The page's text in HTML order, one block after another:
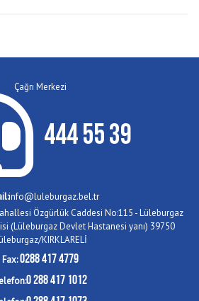
Çağrı Merkezi
444 55 39
info@luleburgaz.bel.tr
Özgürlük Caddesi No:115 - Lüleburgaz
(Lüleburgaz Devlet Hastanesi yanı) 39750
KIRKLARELİ
Fax:0288 417 4779
0 288 417 1012